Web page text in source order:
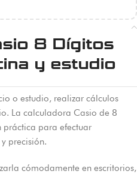
8 Dígitos
y estudio
o estudio, realizar cálculos
La calculadora Casio de 8
práctica para efectuar
precisión.
cómodamente en escritorios,